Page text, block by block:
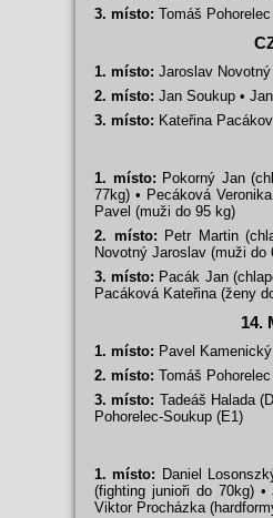
3. místo: Tomáš Pohorelec
1. místo: Jaroslav
2. místo: Jan Soukup •
3. místo: Kateřina
1. místo: Pokorný Jan
77kg) • Pecáková
Pavel (muži do 95 kg)
2. místo: Petr Martin
Novotný Jaroslav (muži do
3. místo: Pacák Jan
Pacáková Kateřina (ženy
14.
1. místo: Pavel
2. místo: Tomáš
3. místo: Tadeáš Halada
Pohorelec-Soukup (E1)
1. místo: Daniel
(fighting junioři do 70kg)
Viktor Procházka